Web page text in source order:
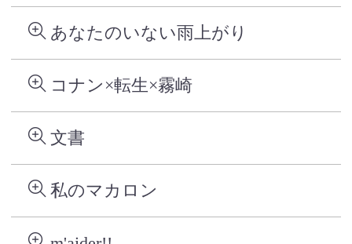
あなたのいない雨上がり
コナン×転生×霧崎
文書
私のマカロン